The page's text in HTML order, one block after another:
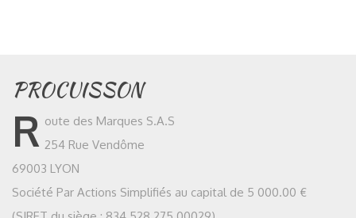
PROCUISSON
R oute des Marques S.A.S
254 Rue Vendôme
69003 LYON
Société Par Actions Simplifiés au capital de 5 000.00 €